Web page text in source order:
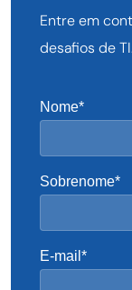
Entre em
desafios de